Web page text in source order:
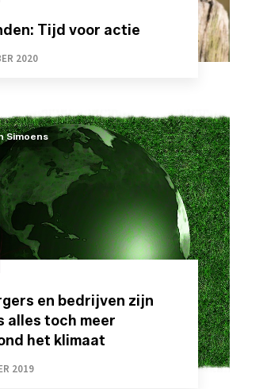
Tijd voor actie
2020
en bedrijven zijn
alles toch meer
het klimaat
2019
Simoens